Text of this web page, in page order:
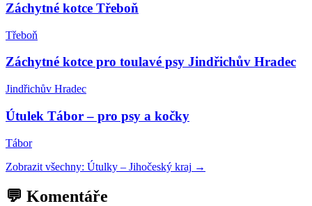
Záchytné kotce Třeboň
Třeboň
Záchytné kotce pro toulavé psy Jindřichův Hradec
Jindřichův Hradec
Útulek Tábor – pro psy a kočky
Tábor
Zobrazit všechny: Útulky – Jihočeský kraj →
💬 Komentáře